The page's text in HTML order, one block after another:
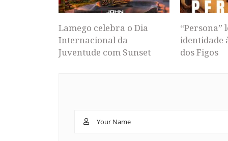
Lamego celebra o Dia
Internacional da
Juventude com Sunset
“Persona”
identidade
dos Figos